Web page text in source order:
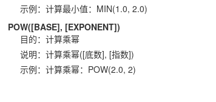
示例： 计算最小值：MIN(1.0, 2.0)
POW([BASE], [EXPONENT])
目的： 计算乘幂
说明： 计算乘幂([底数], [指数])
示例： 计算乘幂：POW(2.0, 2)